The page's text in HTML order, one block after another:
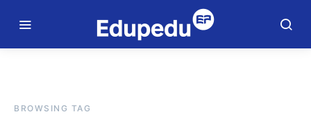
BROWSING TAG